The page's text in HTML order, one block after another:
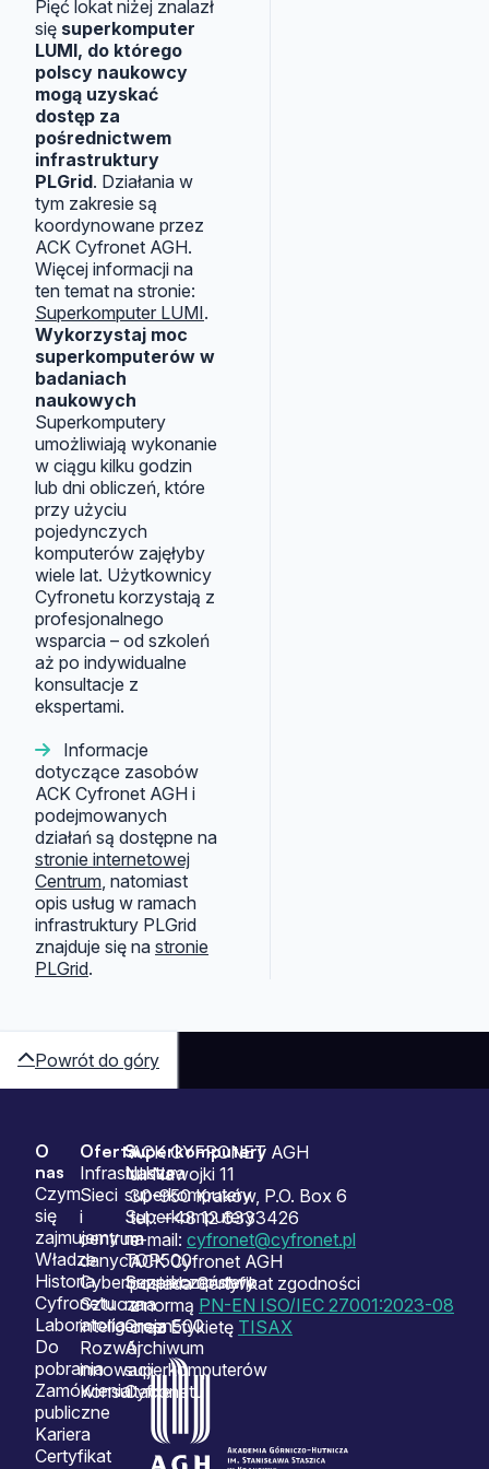
Pięć lokat niżej znalazł
się superkomputer
LUMI, do którego
polscy naukowcy
mogą uzyskać
dostęp za
pośrednictwem
infrastruktury
PLGrid. Działania w
tym zakresie są
koordynowane przez
ACK Cyfronet AGH.
Więcej informacji na
ten temat na stronie:
Superkomputer LUMI.
Wykorzystaj moc
superkomputerów w
badaniach
naukowych
Superkomputery
umożliwiają wykonanie
w ciągu kilku godzin
lub dni obliczeń, które
przy użyciu
pojedynczych
komputerów zajęłyby
wiele lat. Użytkownicy
Cyfronetu korzystają z
profesjonalnego
wsparcia – od szkoleń
aż po indywidualne
konsultacje z
ekspertami.
Informacje
dotyczące zasobów
ACK Cyfronet AGH i
podejmowanych
działań są dostępne na
stronie internetowej
Centrum, natomiast
opis usług w ramach
infrastruktury PLGrid
znajduje się na stronie
PLGrid.
Powrót do góry
Sitemap
O
nas
Czym
się
zajmujemy
Władze
Historia
Cyfronetu
Laboratoria
Do
pobrania
Zamówienia
publiczne
Kariera
Certyfikat
Oferta
Infrastruktura
Sieci
i
centrum
danych
Cyberbezpieczeństwo
Sztuczna
inteligencja
Rozwój
innowacji
Konsultacje
Superkomputery
Nasze
superkomputery
Superkomputery
na
TOP500
Superkomputery
na
Green500
Archiwum
superkomputerów
Cyfronetu
ACK CYFRONET AGH
ul. Nawojki 11
30-950 Kraków, P.O. Box 6
tel.: +48 12 6333426
e-mail: cyfronet@cyfronet.pl
ACK Cyfronet AGH
posiada Certyfikat zgodności
z normą PN-EN ISO/IEC 27001:2023-08
oraz Etykietę TISAX